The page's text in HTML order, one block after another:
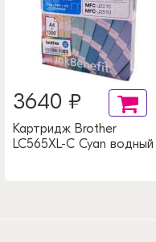
3640 ₽
Картридж Brother
LC565XL-C Cyan водный